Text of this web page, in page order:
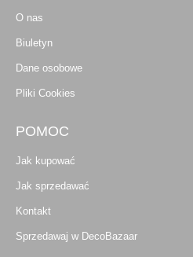
O nas
Biuletyn
Dane osobowe
Pliki Cookies
POMOC
Jak kupować
Jak sprzedawać
Kontakt
Sprzedawaj w DecoBazaar